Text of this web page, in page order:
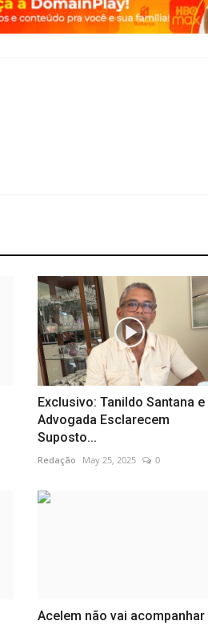
Exclusivo: Tanildo Santana e
Advogada Esclarecem
Suposto...
Redação May 25, 2025 0
Acelem não vai acompanhar